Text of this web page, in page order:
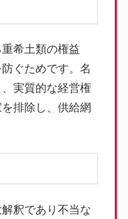
希土類の権益
ぐためです。名
実質的な経営権
排除し、供給網
釈であり不当な